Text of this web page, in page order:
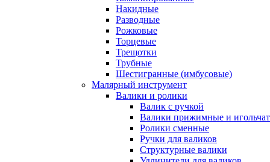
Накидные
Разводные
Рожковые
Торцевые
Трещотки
Трубные
Шестигранные (имбусовые)
Малярный инструмент
Валики и ролики
Валик с ручкой
Валики прижимные и
Ролики сменные
Ручки для валиков
Структурные валики